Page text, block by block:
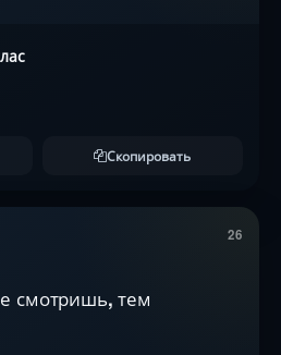
Скопировать
26
смотришь, тем